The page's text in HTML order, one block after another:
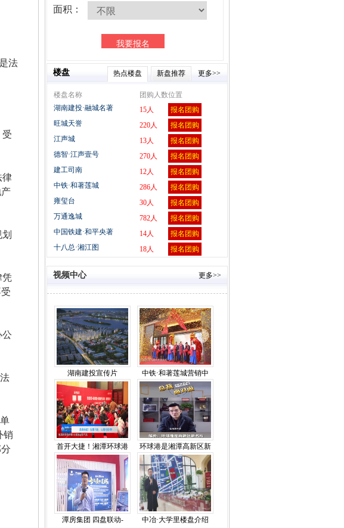
法
律
凭
销
面积：
楼盘 热点楼盘 新盘推荐 更多>>
楼盘名称 团购人数位置
湖南建投·融城名著
15人
报名团购
旺城天誉
220人
报名团购
江声城
13人
报名团购
德智·江声壹号
270人
报名团购
建工司南
12人
报名团购
中铁·和著莲城
286人
报名团购
雍玺台
30人
报名团购
万通逸城
782人
报名团购
中国铁建·和平央著
14人
报名团购
十八总·湘江图
18人 报名团购
更多>>
视频中心
湖南建投宣传片 中铁·和著莲城营销中
首开大捷！湘潭环球港 环球港是湘潭高新区新
潭房集团 四盘联动- 中冶·大学里楼盘介绍